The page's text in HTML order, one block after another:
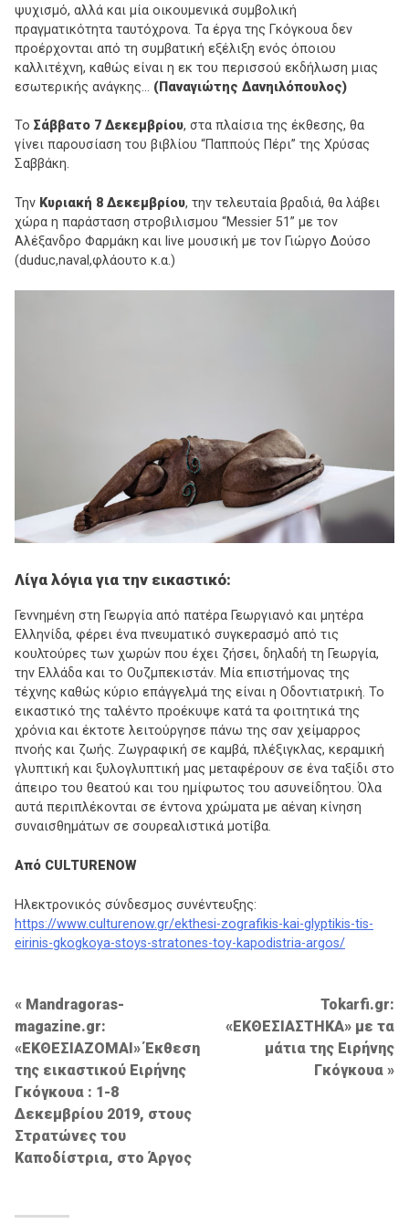
ψυχισμό, αλλά και μία οικουμενικά συμβολική
πραγματικότητα ταυτόχρονα. Τα έργα της Γκόγκουα δεν
προέρχονται από τη συμβατική εξέλιξη ενός όποιου
καλλιτέχνη, καθώς είναι η εκ του περισσού εκδήλωση μιας
εσωτερικής ανάγκης… (Παναγιώτης Δανηιλόπουλος)
Το Σάββατο 7 Δεκεμβρίου, στα πλαίσια της έκθεσης, θα
γίνει παρουσίαση τoυ βιβλίου “Παππούς Πέρι” της Χρύσας
Σαββάκη.
Την Κυριακή 8 Δεκεμβρίου, την τελευταία βραδιά, θα λάβει
χώρα η παράσταση στροβιλισμου “Messier 51” με τον
Αλέξανδρο Φαρμάκη και live μουσική με τον Γιώργο Δούσο
(duduc,naval,φλάουτο κ.α.)
Λίγα λόγια για την εικαστικό:
Γεννημένη στη Γεωργία από πατέρα Γεωργιανό και μητέρα
Ελληνίδα, φέρει ένα πνευματικό συγκερασμό από τις
κουλτούρες των χωρών που έχει ζήσει, δηλαδή τη Γεωργία,
την Ελλάδα και το Ουζμπεκιστάν. Μία επιστήμονας της
τέχνης καθώς κύριο επάγγελμά της είναι η Οδοντιατρική. Το
εικαστικό της ταλέντο προέκυψε κατά τα φοιτητικά της
χρόνια και έκτοτε λειτούργησε πάνω της σαν χείμαρρος
πνοής και ζωής. Ζωγραφική σε καμβά, πλέξιγκλας, κεραμική
γλυπτική και ξυλογλυπτική μας μεταφέρουν σε ένα ταξίδι στο
άπειρο του θεατού και του ημίφωτος του ασυνείδητου. Όλα
αυτά περιπλέκονται σε έντονα χρώματα με αέναη κίνηση
συναισθημάτων σε σουρεαλιστικά μοτίβα.
Από CULTURENOW
Ηλεκτρονικός σύνδεσμος συνέντευξης:
https://www.culturenow.gr/ekthesi-zografikis-kai-glyptikis-tis-
eirinis-gkogkoya-stoys-stratones-toy-kapodistria-argos/
Πλοήγηση
άρθρων
Mandragoras-
magazine.gr:
«ΕΚΘΕΣΙΑΖΟΜΑΙ» Έκθεση
της εικαστικού Ειρήνης
Γκόγκουα : 1-8
Δεκεμβρίου 2019, στους
Στρατώνες του
Καποδίστρια, στο Άργος
Tokarfi.gr:
«ΕΚΘΕΣΙΑΣΤΗΚΑ» με τα
μάτια της Ειρήνης
Γκόγκουα